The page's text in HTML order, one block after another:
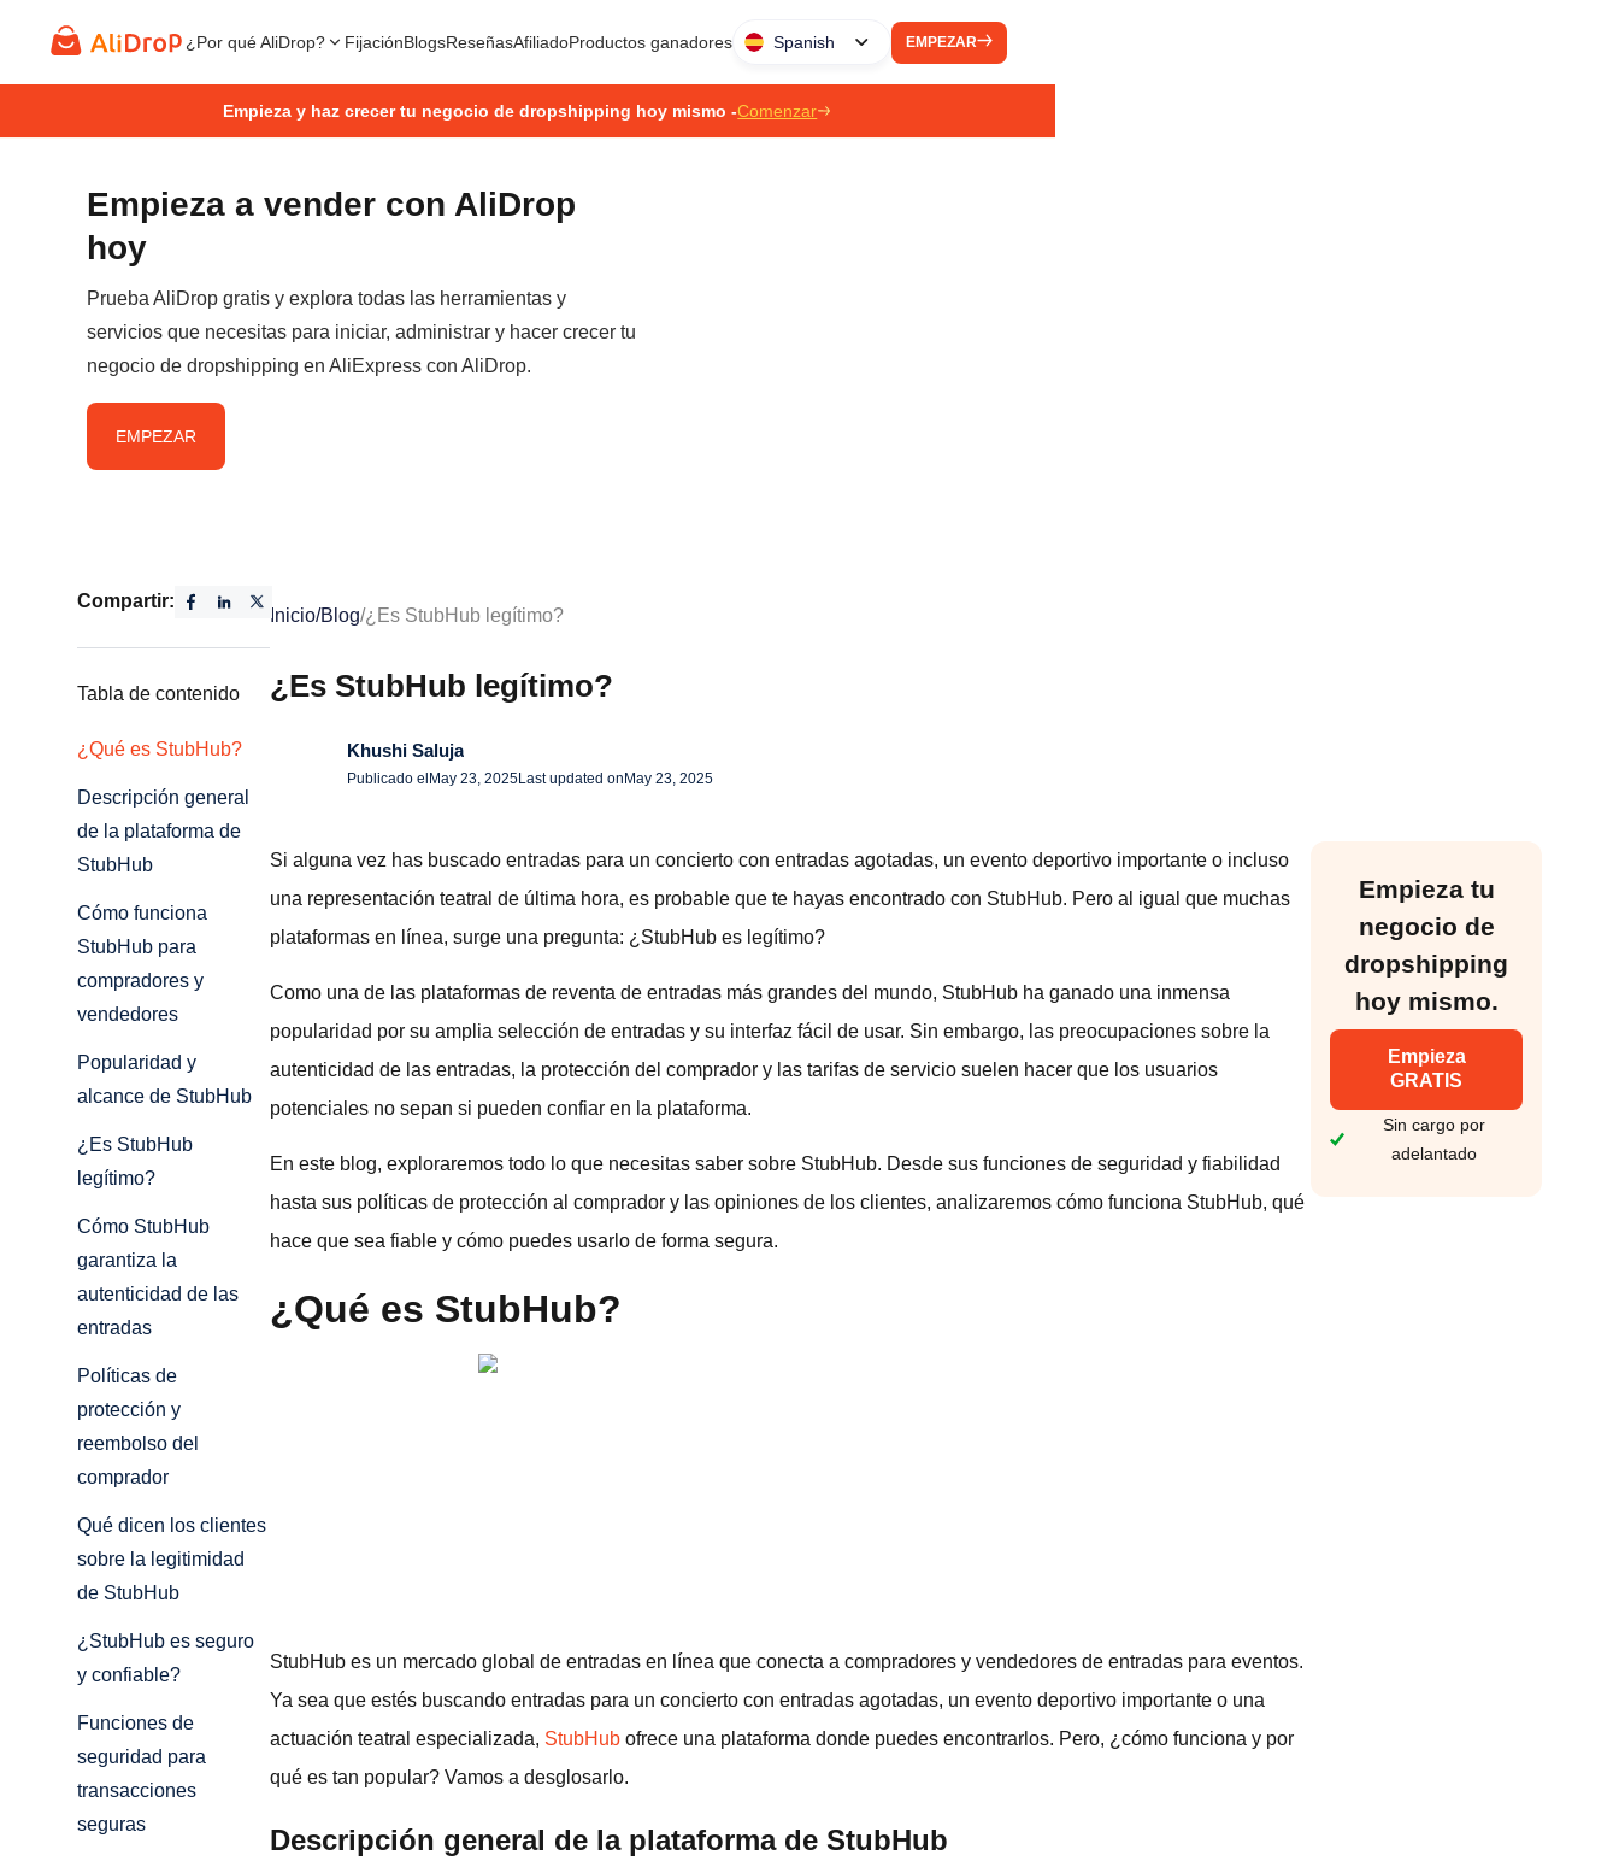
¿Por qué AliDrop? FijaciónBlogsReseñasAfiliadoProductos ganadores Spanish EMPEZAR
Empieza y haz crecer tu negocio de dropshipping hoy mismo -Comenzar
Empieza a vender con AliDrop
hoy
Prueba AliDrop gratis y explora todas las herramientas y
servicios que necesitas para iniciar, administrar y hacer crecer tu
negocio de dropshipping en AliExpress con AliDrop.
EMPEZAR
Compartir:
Tabla de contenido
¿Qué es StubHub?
Descripción general
de la plataforma de
StubHub
Cómo funciona
StubHub para
compradores y
vendedores
Popularidad y
alcance de StubHub
¿Es StubHub
legítimo?
Cómo StubHub
garantiza la
autenticidad de las
entradas
Políticas de
protección y
reembolso del
comprador
Qué dicen los clientes
sobre la legitimidad
de StubHub
¿StubHub es seguro
y confiable?
Funciones de
seguridad para
transacciones
seguras
Inicio/Blog/¿Es StubHub legítimo?
¿Es StubHub legítimo?
Khushi Saluja
Publicado el May 23, 2025Last updated on May 23, 2025
Si alguna vez has buscado entradas para un concierto con entradas agotadas, un evento deportivo importante o incluso
una representación teatral de última hora, es probable que te hayas encontrado con StubHub. Pero al igual que muchas
plataformas en línea, surge una pregunta: ¿StubHub es legítimo?
Como una de las plataformas de reventa de entradas más grandes del mundo, StubHub ha ganado una inmensa
popularidad por su amplia selección de entradas y su interfaz fácil de usar. Sin embargo, las preocupaciones sobre la
autenticidad de las entradas, la protección del comprador y las tarifas de servicio suelen hacer que los usuarios
potenciales no sepan si pueden confiar en la plataforma.
En este blog, exploraremos todo lo que necesitas saber sobre StubHub. Desde sus funciones de seguridad y fiabilidad
hasta sus políticas de protección al comprador y las opiniones de los clientes, analizaremos cómo funciona StubHub, qué
hace que sea fiable y cómo puedes usarlo de forma segura.
¿Qué es StubHub?
StubHub es un mercado global de entradas en línea que conecta a compradores y vendedores de entradas para eventos.
Ya sea que estés buscando entradas para un concierto con entradas agotadas, un evento deportivo importante o una
actuación teatral especializada, StubHub ofrece una plataforma donde puedes encontrarlos. Pero, ¿cómo funciona y por
qué es tan popular? Vamos a desglosarlo.
Descripción general de la plataforma de StubHub
Empieza tu
negocio de
dropshipping
hoy mismo.
Empieza
GRATIS
Sin cargo por
adelantado